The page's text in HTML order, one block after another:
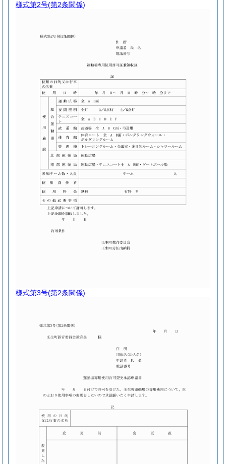
様式第2号(第2条関係)
様式第3号(第2条関係)